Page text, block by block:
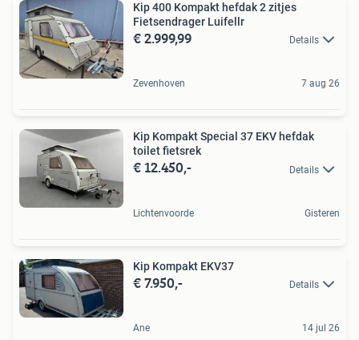
Kip 400 Kompakt hefdak 2 zitjes
Fietsendrager Luifellr
€ 2.999,99 Details
Zevenhoven 7 aug 26
Kip Kompakt Special 37 EKV hefdak
toilet fietsrek
€ 12.450,- Details
Lichtenvoorde Gisteren
Kip Kompakt EKV37
€ 7.950,- Details
Ane 14 jul 26